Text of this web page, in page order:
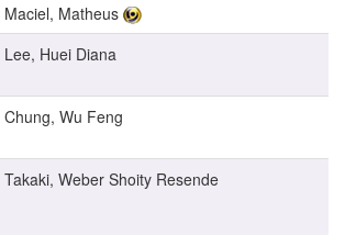
Maciel, Matheus
Lee, Huei Diana
Chung, Wu Feng
Takaki, Weber Shoity Resende